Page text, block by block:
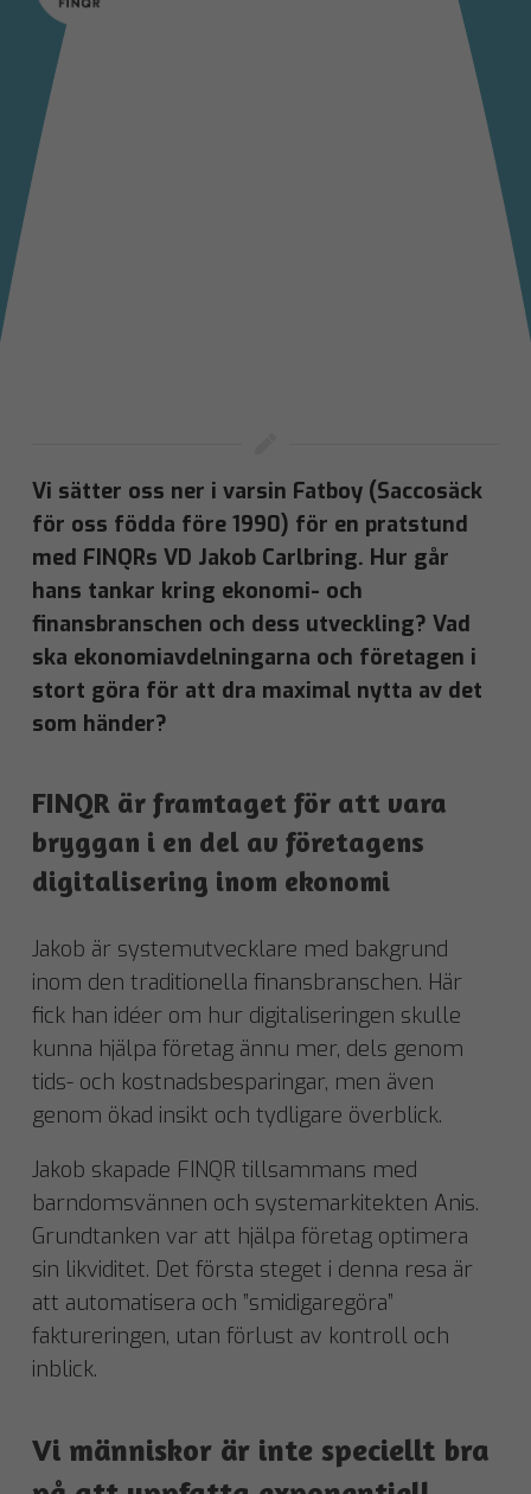
Vi sätter oss ner i varsin Fatboy (Saccosäck
för oss födda före 1990) för en pratstund
med FINQRs VD Jakob Carlbring. Hur går
hans tankar kring ekonomi- och
finansbranschen och dess utveckling? Vad
ska ekonomiavdelningarna och företagen i
stort göra för att dra maximal nytta av det
som händer?
FINQR är framtaget för att vara
bryggan i en del av företagens
digitalisering inom ekonomi
Jakob är systemutvecklare med bakgrund
inom den traditionella finansbranschen. Här
fick han idéer om hur digitaliseringen skulle
kunna hjälpa företag ännu mer, dels genom
tids- och kostnadsbesparingar, men även
genom ökad insikt och tydligare överblick.
Jakob skapade FINQR tillsammans med
barndomsvännen och systemarkitekten Anis.
Grundtanken var att hjälpa företag optimera
sin likviditet. Det första steget i denna resa är
att automatisera och ”smidigaregöra”
faktureringen, utan förlust av kontroll och
inblick.
Vi människor är inte speciellt bra